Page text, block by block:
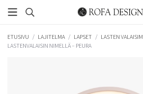
ETUSIVU / LAJITELMA / LAPSET / LASTEN
LASTENVALAISIN NIMELLÄ – PEURA